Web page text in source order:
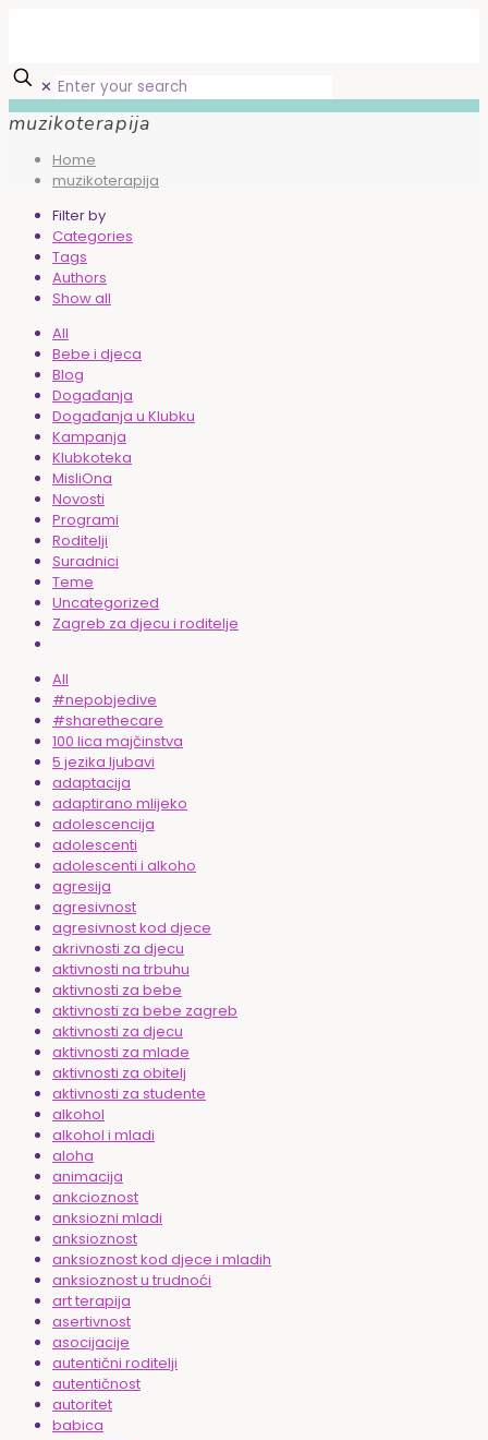
✕
muzikoterapija
Home
muzikoterapija
Filter by
Categories
Tags
Authors
Show all
All
Bebe i djeca
Blog
Događanja
Događanja u Klubku
Kampanja
Klubkoteka
MisliOna
Novosti
Programi
Roditelji
Suradnici
Teme
Uncategorized
Zagreb za djecu i roditelje
All
#nepobjedive
#sharethecare
100 lica majčinstva
5 jezika ljubavi
adaptacija
adaptirano mlijeko
adolescencija
adolescenti
adolescenti i alkoho
agresija
agresivnost
agresivnost kod djece
akrivnosti za djecu
aktivnosti na trbuhu
aktivnosti za bebe
aktivnosti za bebe zagreb
aktivnosti za djecu
aktivnosti za mlade
aktivnosti za obitelj
aktivnosti za studente
alkohol
alkohol i mladi
aloha
animacija
ankcioznost
anksiozni mladi
anksioznost
anksioznost kod djece i mladih
anksioznost u trudnoći
art terapija
asertivnost
asocijacije
autentični roditelji
autentičnost
autoritet
babica